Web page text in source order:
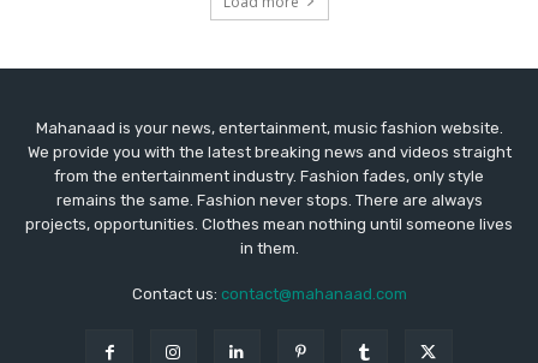
Mahanaad is your news, entertainment, music fashion website.
We provide you with the latest breaking news and videos straight
from the entertainment industry. Fashion fades, only style
remains the same. Fashion never stops. There are always
projects, opportunities. Clothes mean nothing until someone lives
in them.
Contact us: contact@mahanaad.com